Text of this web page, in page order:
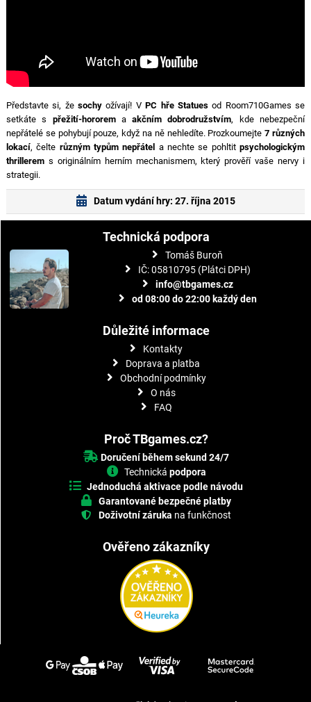
Představte si, žesochy ožívají! VPC hře Statuesod Room710Games se
setkáte s přežití-hororemaakčním dobrodružstvím, kde nebezpeční
nepřátelé se pohybují pouze, když na ně nehledíte. Prozkoumejte7 různých
lokací, čelte různým typům nepřátel a nechte se pohltitpsychologickým
thrillerems originálním herním mechanismem, který prověří vaše nervy i
strategii.
Datum vydání hry: 27. října 2015
Technická podpora
Tomáš Buroň
IČ: 05810795 (Plátci DPH)
info@tbgames.cz
od 08:00 do 22:00 každý den
Důležité informace
Kontakty
Doprava a platba
Obchodní podmínky
O nás
FAQ
Proč TBgames.cz?
Doručení během sekund 24/7
Technická podpora
Jednoduchá aktivace podle návodu
Garantované bezpečné platby
Doživotní záruka na funkčnost
Ověřeno zákazníky